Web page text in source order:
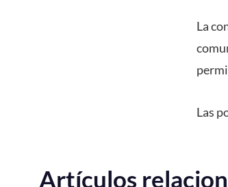
La
Las
Artículos